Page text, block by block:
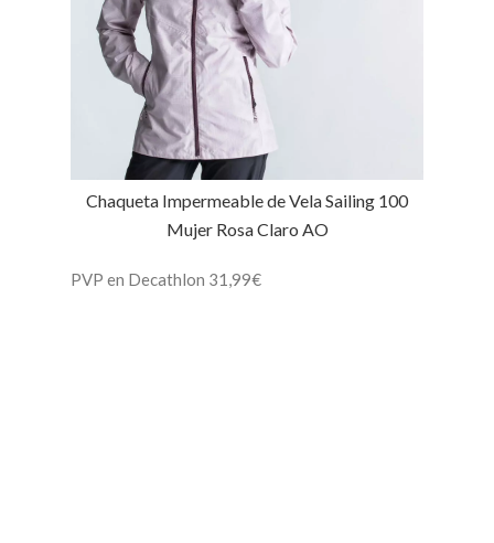
Chaqueta Impermeable de Vela Sailing 100
Mujer Rosa Claro AO
PVP en Decathlon 31,99€